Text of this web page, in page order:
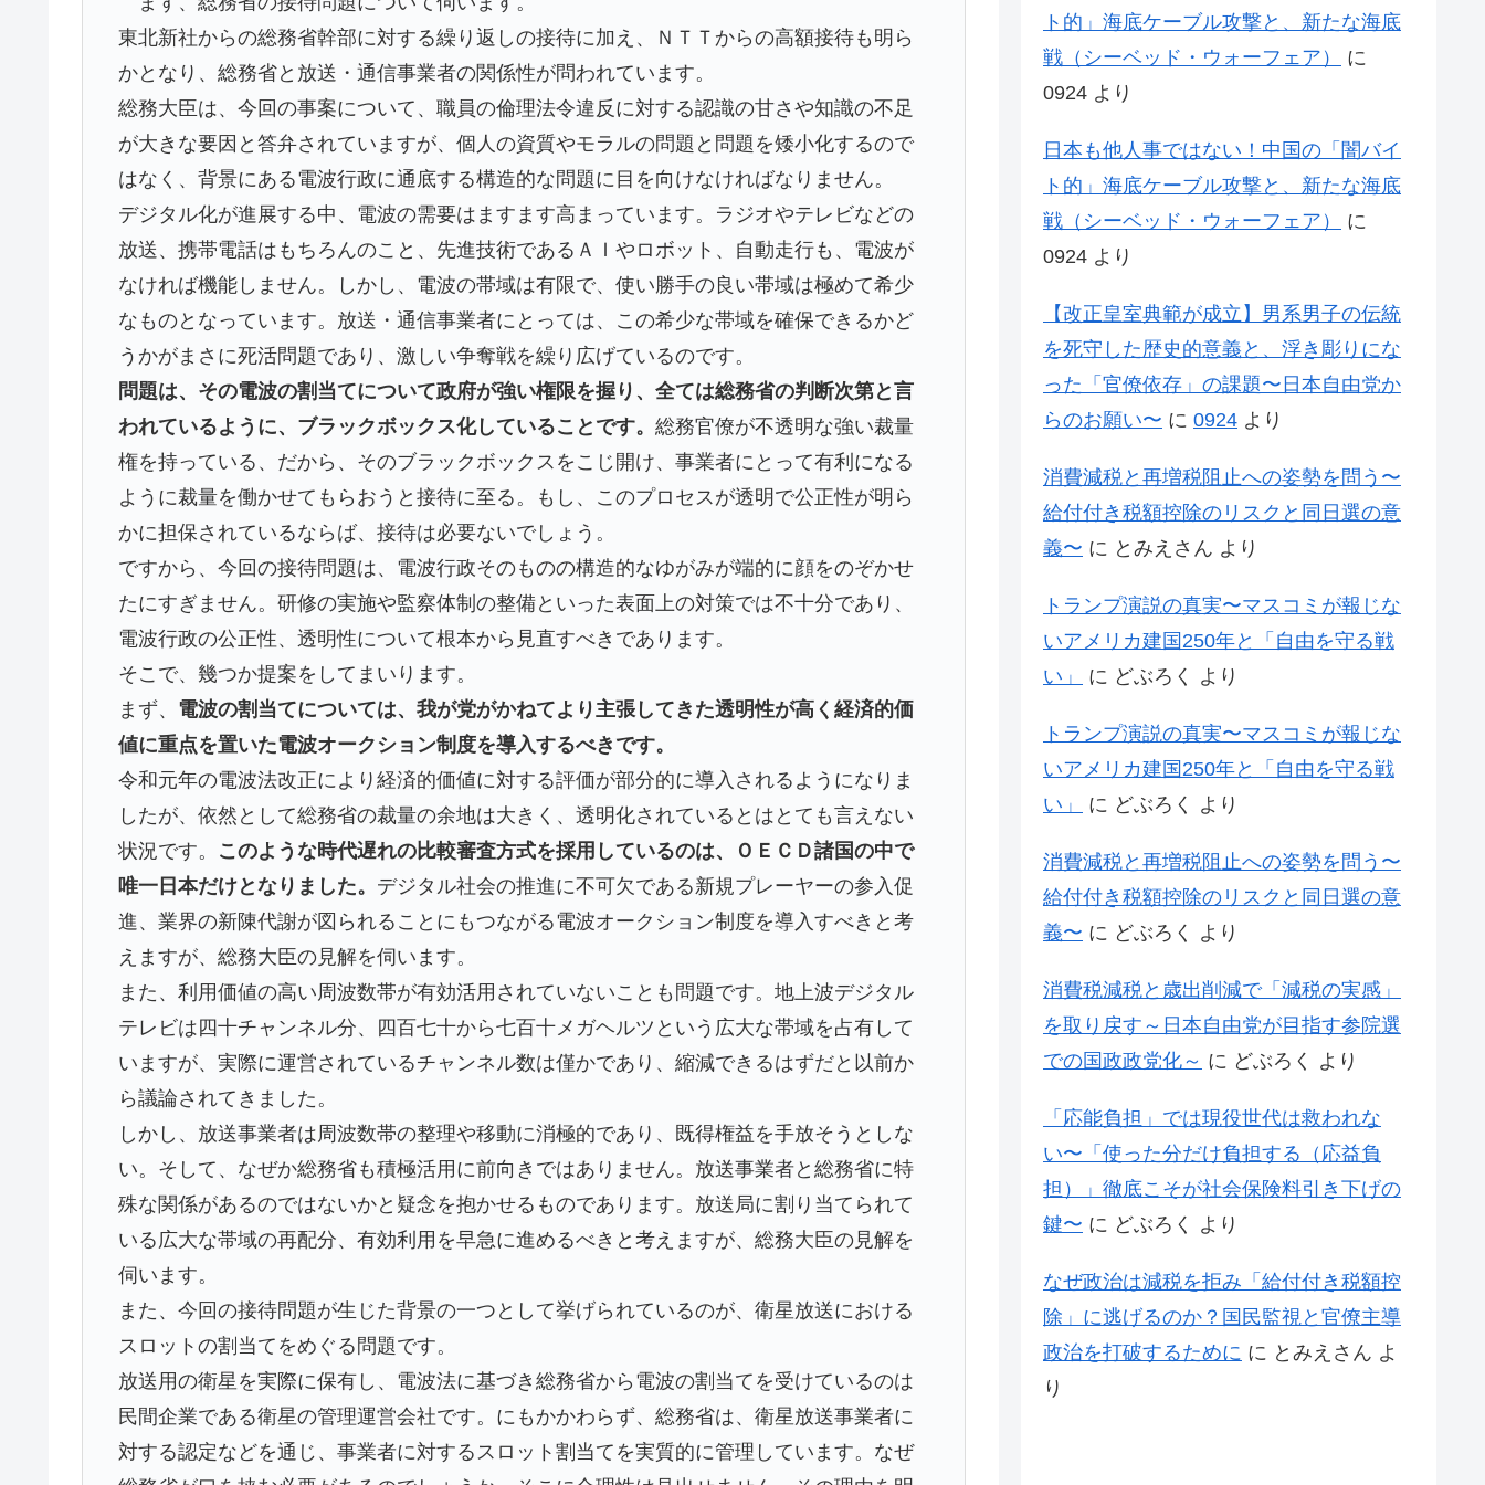
東北新社からの総務省幹部に対する繰り返しの接待に加え、ＮＴＴからの高額接待も明ら
かとなり、総務省と放送・通信事業者の関係性が問われています。
総務大臣は、今回の事案について、職員の倫理法令違反に対する認識の甘さや知識の不足
が大きな要因と答弁されていますが、個人の資質やモラルの問題と問題を矮小化するので
はなく、背景にある電波行政に通底する構造的な問題に目を向けなければなりません。
デジタル化が進展する中、電波の需要はますます高まっています。ラジオやテレビなどの
放送、携帯電話はもちろんのこと、先進技術であるＡＩやロボット、自動走行も、電波が
なければ機能しません。しかし、電波の帯域は有限で、使い勝手の良い帯域は極めて希少
なものとなっています。放送・通信事業者にとっては、この希少な帯域を確保できるかど
うかがまさに死活問題であり、激しい争奪戦を繰り広げているのです。
問題は、その電波の割当てについて政府が強い権限を握り、全ては総務省の判断次第と言
われているように、ブラックボックス化していることです。総務官僚が不透明な強い裁量
権を持っている、だから、そのブラックボックスをこじ開け、事業者にとって有利になる
ように裁量を働かせてもらおうと接待に至る。もし、このプロセスが透明で公正性が明ら
かに担保されているならば、接待は必要ないでしょう。
ですから、今回の接待問題は、電波行政そのものの構造的なゆがみが端的に顔をのぞかせ
たにすぎません。研修の実施や監察体制の整備といった表面上の対策では不十分であり、
電波行政の公正性、透明性について根本から見直すべきであります。
そこで、幾つか提案をしてまいります。
まず、 電波の割当てについては、我が党がかねてより主張してきた透明性が高く経済的価
値に重点を置いた電波オークション制度を導入するべきです。
令和元年の電波法改正により経済的価値に対する評価が部分的に導入されるようになりま
したが、依然として総務省の裁量の余地は大きく、透明化されているとはとても言えない
状況です。 このような時代遅れの比較審査方式を採用しているのは、ＯＥＣＤ諸国の中で
唯一日本だけとなりました。 デジタル社会の推進に不可欠である新規プレーヤーの参入促
進、業界の新陳代謝が図られることにもつながる電波オークション制度を導入すべきと考
えますが、総務大臣の見解を伺います。
また、利用価値の高い周波数帯が有効活用されていないことも問題です。地上波デジタル
テレビは四十チャンネル分、四百七十から七百十メガヘルツという広大な帯域を占有して
いますが、実際に運営されているチャンネル数は僅かであり、縮減できるはずだと以前か
ら議論されてきました。
しかし、放送事業者は周波数帯の整理や移動に消極的であり、既得権益を手放そうとしな
い。そして、なぜか総務省も積極活用に前向きではありません。放送事業者と総務省に特
殊な関係があるのではないかと疑念を抱かせるものであります。放送局に割り当てられて
いる広大な帯域の再配分、有効利用を早急に進めるべきと考えますが、総務大臣の見解を
伺います。
また、今回の接待問題が生じた背景の一つとして挙げられているのが、衛星放送における
スロットの割当てをめぐる問題です。
放送用の衛星を実際に保有し、電波法に基づき総務省から電波の割当てを受けているのは
民間企業である衛星の管理運営会社です。にもかかわらず、総務省は、衛星放送事業者に
対する認定などを通じ、事業者に対するスロット割当てを実質的に管理しています。なぜ
ト的」海底ケーブル攻撃と、新たな海底
戦（シーベッド・ウォーフェア）
に
0924 より
日本も他人事ではない！中国の「闇バイ
ト的」海底ケーブル攻撃と、新たな海底
戦（シーベッド・ウォーフェア）
に
0924 より
【改正皇室典範が成立】男系男子の伝統
を死守した歴史的意義と、浮き彫りにな
った「官僚依存」の課題〜日本自由党か
らのお願い〜 に 0924 より
消費減税と再増税阻止への姿勢を問う〜
給付付き税額控除のリスクと同日選の意
義〜 に とみえさん より
トランプ演説の真実〜マスコミが報じな
いアメリカ建国250年と「自由を守る戦
い」
に どぶろく より
トランプ演説の真実〜マスコミが報じな
いアメリカ建国250年と「自由を守る戦
い」
に どぶろく より
消費減税と再増税阻止への姿勢を問う〜
給付付き税額控除のリスクと同日選の意
義〜 に どぶろく より
消費税減税と歳出削減で「減税の実感」
を取り戻す～日本自由党が目指す参院選
での国政政党化～ に どぶろく より
「応能負担」では現役世代は救われな
い〜「使った分だけ負担する（応益負
担）」徹底こそが社会保険料引き下げの
鍵〜 に どぶろく より
なぜ政治は減税を拒み「給付付き税額控
除」に逃げるのか？国民監視と官僚主導
政治を打破するために に とみえさん よ
り